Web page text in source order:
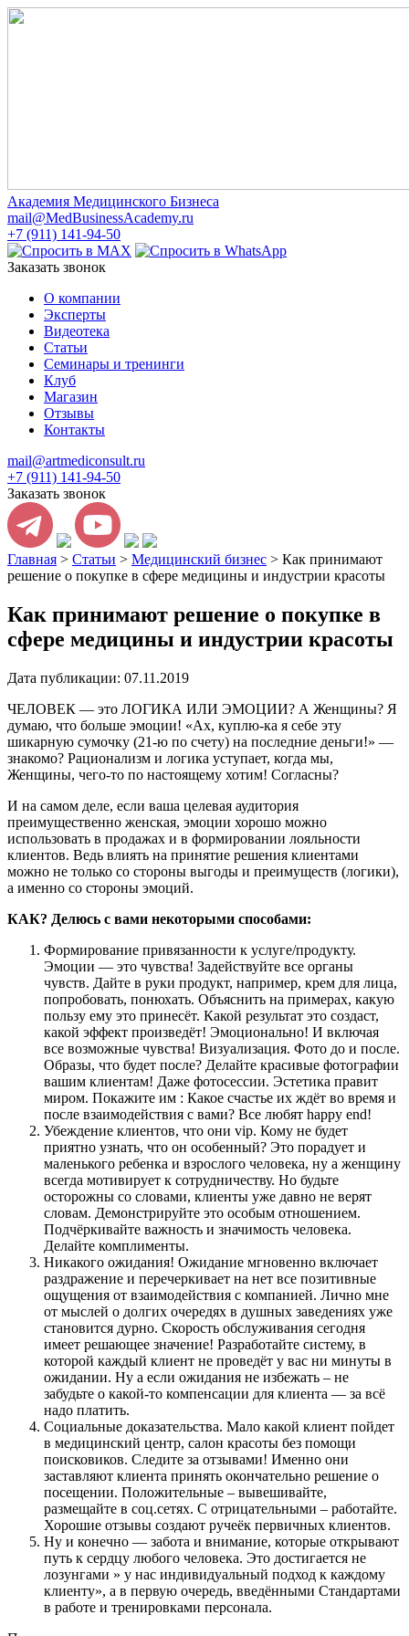
Академия Медицинского Бизнеса
mail@MedBusinessAcademy.ru
+7 (911) 141-94-50
Заказать звонок
О компании
Эксперты
Видеотека
Статьи
Семинары и тренинги
Клуб
Магазин
Отзывы
Контакты
mail@artmediconsult.ru
+7 (911) 141-94-50
Заказать звонок
Главная > Статьи > Медицинский бизнес > Как принимают
решение о покупке в сфере медицины и индустрии красоты
Как принимают решение о покупке в
сфере медицины и индустрии красоты
Дата публикации: 07.11.2019
ЧЕЛОВЕК — это ЛОГИКА ИЛИ ЭМОЦИИ? А Женщины? Я
думаю, что больше эмоции! «Ах, куплю-ка я себе эту
шикарную сумочку (21-ю по счету) на последние деньги!» —
знакомо? Рационализм и логика уступает, когда мы,
Женщины, чего-то по настоящему хотим! Согласны?
И на самом деле, если ваша целевая аудитория
преимущественно женская, эмоции хорошо можно
использовать в продажах и в формировании лояльности
клиентов. Ведь влиять на принятие решения клиентами
можно не только со стороны выгоды и преимуществ (логики),
а именно со стороны эмоций.
КАК? Делюсь с вами некоторыми способами:
Формирование привязанности к услуге/продукту.
Эмоции — это чувства! Задействуйте все органы
чувств. Дайте в руки продукт, например, крем для лица,
попробовать, понюхать. Объяснить на примерах, какую
пользу ему это принесёт. Какой результат это создаст,
какой эффект произведёт! Эмоционально! И включая
все возможные чувства! Визуализация. Фото до и после.
Образы, что будет после? Делайте красивые фотографии
вашим клиентам! Даже фотосессии. Эстетика правит
миром. Покажите им : Какое счастье их ждёт во время и
после взаимодействия с вами? Все любят happy end!
Убеждение клиентов, что они vip. Кому не будет
приятно узнать, что он особенный? Это порадует и
маленького ребенка и взрослого человека, ну а женщину
всегда мотивирует к сотрудничеству. Но будьте
осторожны со словами, клиенты уже давно не верят
словам. Демонстрируйте это особым отношением.
Подчёркивайте важность и значимость человека.
Делайте комплименты.
Никакого ожидания! Ожидание мгновенно включает
раздражение и перечеркивает на нет все позитивные
ощущения от взаимодействия с компанией. Лично мне
от мыслей о долгих очередях в душных заведениях уже
становится дурно. Скорость обслуживания сегодня
имеет решающее значение! Разработайте систему, в
которой каждый клиент не проведёт у вас ни минуты в
ожидании. Ну а если ожидания не избежать – не
забудьте о какой-то компенсации для клиента — за всё
надо платить.
Социальные доказательства. Мало какой клиент пойдет
в медицинский центр, салон красоты без помощи
поисковиков. Следите за отзывами! Именно они
заставляют клиента принять окончательно решение о
посещении. Положительные – вывешивайте,
размещайте в соц.сетях. С отрицательными – работайте.
Хорошие отзывы создают ручеёк первичных клиентов.
Ну и конечно — забота и внимание, которые открывают
путь к сердцу любого человека. Это достигается не
лозунгами » у нас индивидуальный подход к каждому
клиенту», а в первую очередь, введёнными Стандартами
в работе и тренировками персонала.